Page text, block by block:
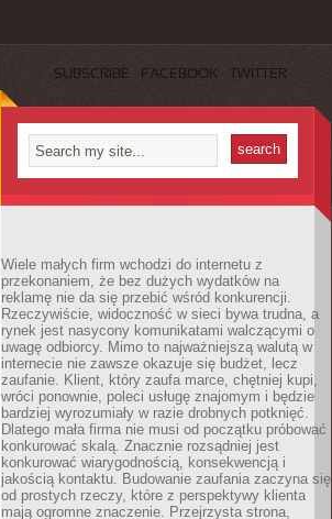
SUBSCRIBE FACEBOOK TWITTER
Wiele małych firm wchodzi do internetu z
przekonaniem, że bez dużych wydatków na
reklamę nie da się przebić wśród konkurencji.
Rzeczywiście, widoczność w sieci bywa trudna, a
rynek jest nasycony komunikatami walczącymi o
uwagę odbiorcy. Mimo to najważniejszą walutą w
internecie nie zawsze okazuje się budżet, lecz
zaufanie. Klient, który zaufa marce, chętniej kupi,
wróci ponownie, poleci usługę znajomym i będzie
bardziej wyrozumiały w razie drobnych potknięć.
Dlatego mała firma nie musi od początku próbować
konkurować skalą. Znacznie rozsądniej jest
konkurować wiarygodnością, konsekwencją i
jakością kontaktu. Budowanie zaufania zaczyna się
od prostych rzeczy, które z perspektywy klienta
mają ogromne znaczenie. Przejrzysta strona,